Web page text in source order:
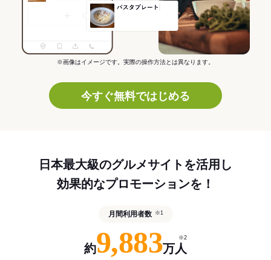
※画像はイメージです。実際の操作方法とは異なります。
今すぐ無料ではじめる
日本最大級のグルメサイトを活用し
効果的なプロモーションを！
月間利用者数 ※1
約9,883万人
※2